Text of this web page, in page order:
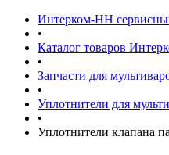
Интерком-НН
•
Каталог товаров
•
Запчасти для
•
Уплотнители для
•
Уплотнители клапана